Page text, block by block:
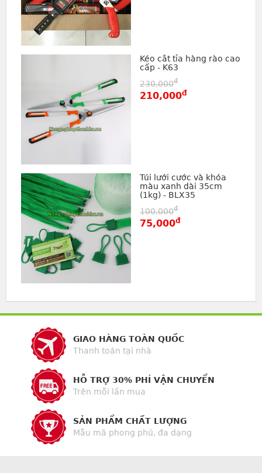
Kéo cắt tỉa hàng rào cao
cấp - K63
230,000đ
210,000đ
Túi lưới cước và khóa
màu xanh dài 35cm
(1kg) - BLX35
100,000đ
75,000đ
GIAO HÀNG TOÀN QUỐC
Thanh toán tại nhà
HỖ TRỢ 30% PHÍ VẬN CHUYỂN
Trên mỗi lần mua
SẢN PHẨM CHẤT LƯỢNG
Mẫu mã phong phú, đa dạng